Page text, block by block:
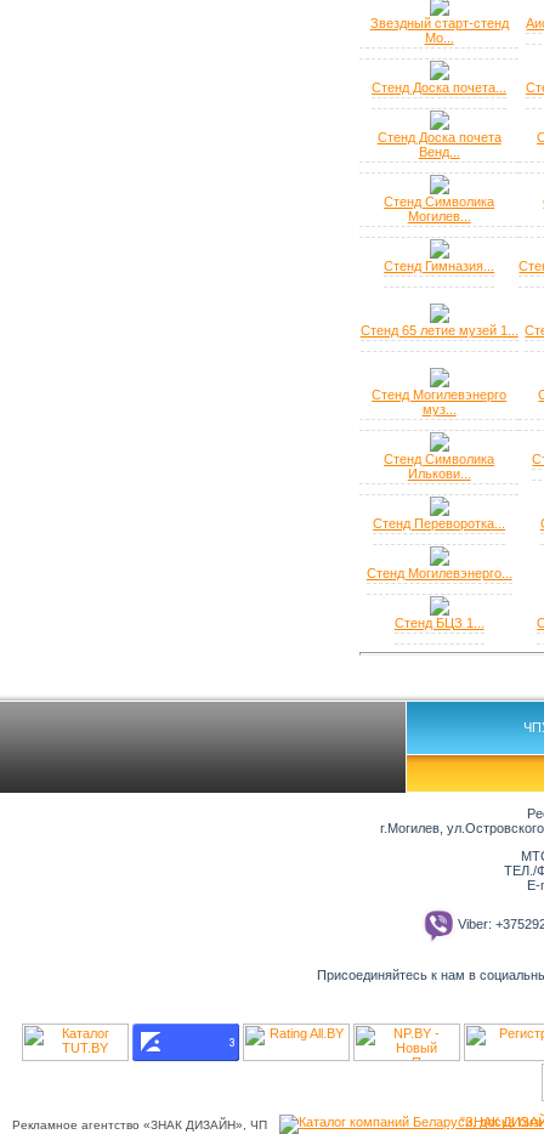
Звездный старт-стенд
Мо...
Стенд Доска почета...
Стенд Доска почета
Венд...
Стенд Символика
Могилев...
Стенд Гимназия...
Стенд 65 летие музей 1...
Стенд Могилевэнерго
муз...
Стенд Символика
Илькови...
Стенд Переворотка...
Стенд Могилевэнерго...
Стенд БЦЗ 1...
г.Могилев,
ТЕЛ./
E-
Viber:
Присоединяйтесь к нам в
Рекламное агентство «ЗНАК ДИЗАЙН», ЧП "ЗНАК